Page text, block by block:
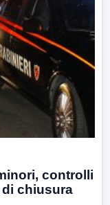
controlli
chiusura